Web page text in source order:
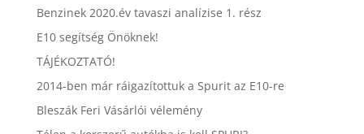
Benzinek 2020.év tavaszi analízise 1. rész
E10 segítség Önöknek!
TÁJÉKOZTATÓ!
2014-ben már ráigazítottuk a Spurit az E10-re
Bleszák Feri Vásárlói vélemény